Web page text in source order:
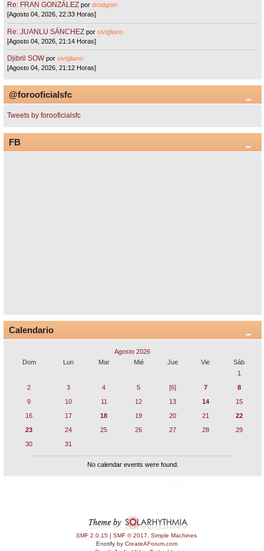
Re: FRAN GONZÁLEZ pordrodgom
[Agosto 04, 2026, 22:33 Horas]
Re: JUANLU SÁNCHEZ porsivigliano
[Agosto 04, 2026, 21:14 Horas]
Djibril SOW porsivigliano
[Agosto 04, 2026, 21:12 Horas]
@forooficialsfc
Tweets by forooficialsfc
FB
Calendario
Agosto 2026
Dom
Lun Mar Mié Jue Vie
Sáb
1
2
3 4 5 [6] 7
8
9
10 11 12 13 14
15
16
17 18 19 20 21
22
23
24 25 26 27 28
29
30
31
No calendar events were found.
SMF 2.0.15 | SMF © 2017
Simple Machines
Enotify by CreateAForum.com